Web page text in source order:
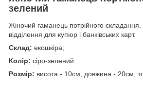
зелений
Жіночий гаманець потрійного складання.
відділення для купюр і банківських карт.
Склад: екошкіра;
Колір: сіро-зелений
Розмір: висота - 10см, довжина - 20см,